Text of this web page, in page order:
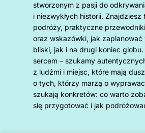
stworzonym z pasji do
i niezwykłych historii.
podróży, praktyczne
oraz wskazówki, jak
bliski, jak i na drugi koniec
sercem – szukamy
z ludźmi i miejsc, które mają
o tych, którzy marzą o
szukają konkretów: co warto
się przygotować i jak